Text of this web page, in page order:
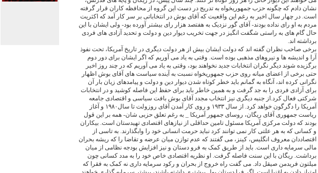
نشان دادم که چگونه حزب جمهوريخواه به تدريج در دست اين گروه از محافظه کاران قرار گرفته
است. در چهار سال اخير به رغم اين واقعيت که آقای بوش در انتخاباتی بر سر کار آمد که اکثريت
مردم به او رای نداده بودند- آقای گور نزديک به هفتصد هزار رای بيشتر آورده بود- ولی ايشان با اين
حال گام های به راستی شگفت انگيز در جهت تخريب ديوار دين و دولت و تحديد آزادی های فردی
برداشته اند.
برخی صاحب نظران گفته اند که دولت ايشان بيش از هر دولت ديگری در تاريخ آمريکا، تحت نفوذ
آرا و انديشه ها و نيروهای مذهبی بوده است. وقتی به ياد می آوريم که اگر ايشان برای دور دوم
برگزيده شوند ديگر نگران انتخابات جديد نخواهند بود، وقتی به ياد می آوريم که در چند روز اخير
حتی برخی از اعضای ميانه روی حزب جمهوريخواه نسبت به آينده سياست های آقای بوش اظهار
نگرانی کرده اند، آنگاه به گمانم بايد خطر کوتاه شدن ديوار دين و دولت و پيامدهای زيان بار آن
برای آزادی فردی را به جد گرفت و به همين خاطر بايد برای حفظ اين فاصله کوشيد و در انتخابات
شرکتی فعال کرد.از جنبه ديگری نيز انتخاب مجدد آقای بوش بافت سياسی و اقتصادی جامعه
آمريکا را دگرگون خواهد کرد. از سال ۱۹۳۳ و روی کار آمدن آقای روزولت تا سال۱۹۸۰ و آغاز
رياست جمهوری آقای ريگان، روسای جمهور آمريکا _ به رغم تعلق حزبی شان- همه بر اين قول
بودند که دولت مرکزی آمريکا مسئول تامين حداقلی از نيازهای اقتصادی تهيدستان است. بيکاران
و کسانی که به هر علتی کار نمی توانند کرد نبايد حرمت انسانی خود را وابگذارند. به تاسی از
اقتصاددان معروف انگليس، کينز، می گفتند که عدم توازن ميان عرضه و تقاضا را که ريشه بحران
مالی سرمايه داری است. بايد از طريق کمک به فرو دستان و نيز افزايش بودجه نظامی از ميان
برداشت. ريگان با اين سنت فاصله گرفت. او نظريه اقتصادی خاص خود را به مدد کسانی چون
ميلتون فريدمن صيقل داد. می گفت راه خروج از بحران و رکود سرمايه داری نه کمک به فقرا که